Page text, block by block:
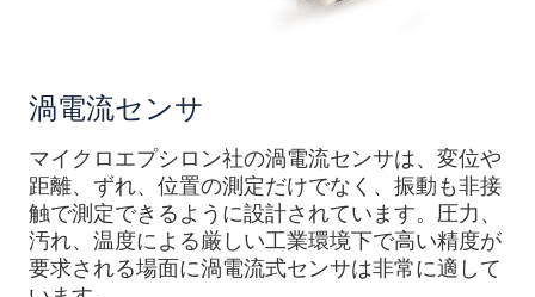
渦電流センサ
マイクロエプシロン社の渦電流センサは、変位や
距離、ずれ、位置の測定だけでなく、振動も非接
触で測定できるように設計されています。圧力、
汚れ、温度による厳しい工業環境下で高い精度が
要求される場面に渦電流式センサは非常に適して